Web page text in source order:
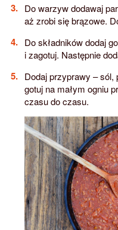
Do warzyw dodawaj
aż zrobi się brązowe.
Do składników dodaj
i zagotuj. Następnie
Dodaj przyprawy – sól,
gotuj na małym ogniu
czasu do czasu.